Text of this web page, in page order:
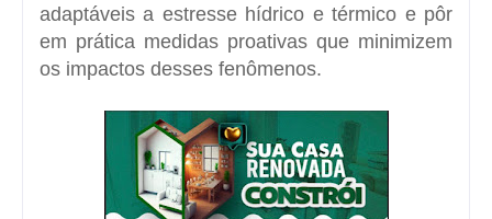
adaptáveis a estresse hídrico e térmico e pôr
em prática medidas proativas que minimizem
os impactos desses fenômenos.